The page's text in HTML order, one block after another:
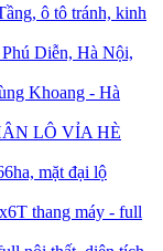
ô tô tránh, kinh
Diễn, Hà Nội,
Khoang - Hà
LÔ VỈA HÈ
mặt đại lộ
thang máy - full